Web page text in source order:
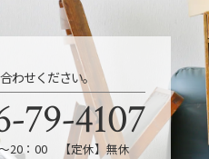
わせください。
79-4107
～20：00 【定休】無休